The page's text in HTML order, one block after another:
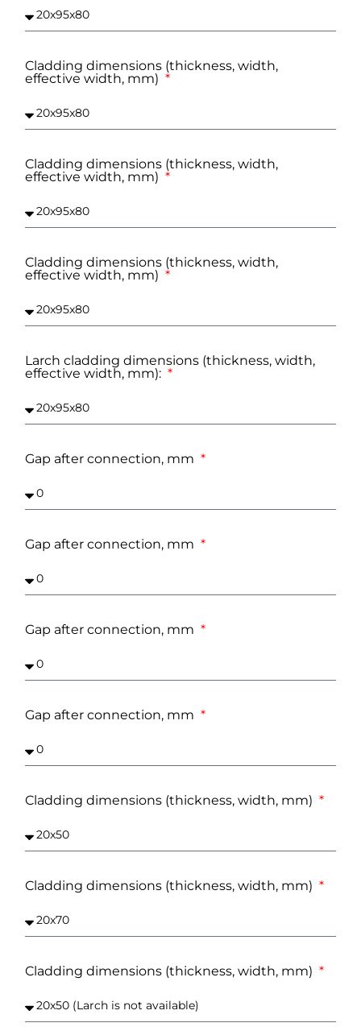
Cladding dimensions (thickness, width,
effective width, mm)
Cladding dimensions (thickness, width,
effective width, mm)
Cladding dimensions (thickness, width,
effective width, mm)
Larch cladding dimensions (thickness, width,
effective width, mm):
Gap after connection, mm
Gap after connection, mm
Gap after connection, mm
Gap after connection, mm
Cladding dimensions (thickness, width, mm)
Cladding dimensions (thickness, width, mm)
Cladding dimensions (thickness, width, mm)